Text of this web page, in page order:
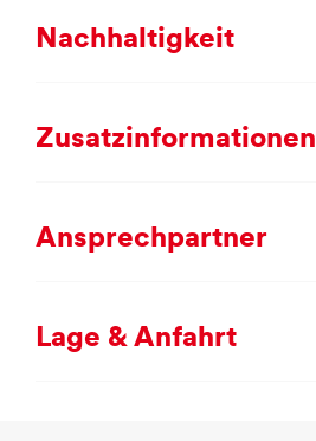
Nach­hal­tig­keit
Zu­satz­in­for­ma­tio­nen
An­sprech­part­ner
La­ge & An­fahrt